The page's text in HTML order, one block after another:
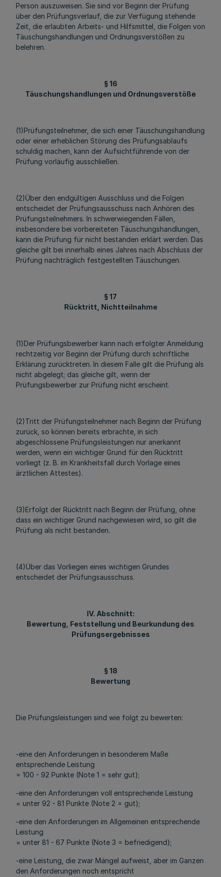
Person auszuweisen. Sie sind vor Beginn der Prüfung
über den Prüfungsverlauf, die zur Verfügung stehende
Zeit, die erlaubten Arbeits- und Hilfsmittel, die Folgen von
Täuschungshandlungen und Ordnungsverstößen zu
belehren.
§ 16
Täuschungshandlungen und Ordnungsverstöße
(1)Prüfungsteilnehmer, die sich einer Täuschungshandlung
oder einer erheblichen Störung des Prüfungsablaufs
schuldig machen, kann der Aufsichtführende von der
Prüfung vorläufig ausschließen.
(2)Über den endgültigen Ausschluss und die Folgen
entscheidet der Prüfungsausschuss nach Anhören des
Prüfungsteilnehmers. In schwerwiegenden Fällen,
insbesondere bei vorbereiteten Täuschungshandlungen,
kann die Prüfung für nicht bestanden erklärt werden. Das
gleiche gilt bei innerhalb eines Jahres nach Abschluss der
Prüfung nachträglich festgestellten Täuschungen.
§ 17
Rücktritt, Nichtteilnahme
(1)Der Prüfungsbewerber kann nach erfolgter Anmeldung
rechtzeitig vor Beginn der Prüfung durch schriftliche
Erklärung zurücktreten. In diesem Falle gilt die Prüfung als
nicht abgelegt; das gleiche gilt, wenn der
Prüfungsbewerber zur Prüfung nicht erscheint.
(2)Tritt der Prüfungsteilnehmer nach Beginn der Prüfung
zurück, so können bereits erbrachte, in sich
abgeschlossene Prüfungsleistungen nur anerkannt
werden, wenn ein wichtiger Grund für den Rücktritt
vorliegt (z. B. im Krankheitsfall durch Vorlage eines
ärztlichen Attestes).
(3)Erfolgt der Rücktritt nach Beginn der Prüfung, ohne
dass ein wichtiger Grund nachgewiesen wird, so gilt die
Prüfung als nicht bestanden.
(4)Über das Vorliegen eines wichtigen Grundes
entscheidet der Prüfungsausschuss.
IV. Abschnitt:
Bewertung, Feststellung und Beurkundung des
Prüfungsergebnisses
§ 18
Bewertung
Die Prüfungsleistungen sind wie folgt zu bewerten:
-eine den Anforderungen in besonderem Maße
entsprechende Leistung
= 100 - 92 Punkte (Note 1 = sehr gut);
-eine den Anforderungen voll entsprechende Leistung
= unter 92 - 81 Punkte (Note 2 = gut);
-eine den Anforderungen im Allgemeinen entsprechende
Leistung
= unter 81 - 67 Punkte (Note 3 = befriedigend);
-eine Leistung, die zwar Mängel aufweist, aber im Ganzen
den Anforderungen noch entspricht